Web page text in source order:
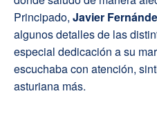
Principado, Javier
algunos detalles de las
especial dedicación a su
escuchaba con atención,
asturiana más.